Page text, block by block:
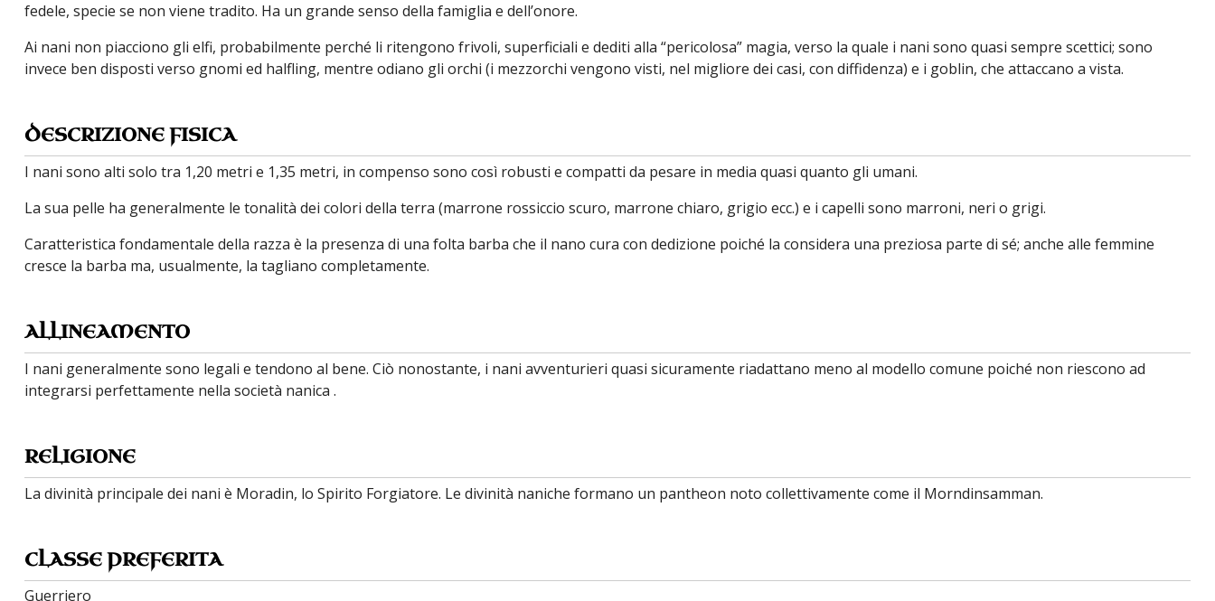
fedele, specie se non viene tradito. Ha un grande senso della famiglia e dell’onore.
Ai nani non piacciono gli elfi, probabilmente perché li ritengono frivoli, superficiali e dediti alla “pericolosa” magia, verso la quale i nani sono quasi sempre scettici; sono
invece ben disposti verso gnomi ed halfling, mentre odiano gli orchi (i mezzorchi vengono visti, nel migliore dei casi, con diffidenza) e i goblin, che attaccano a vista.
DESCRIZIONE FISICA
I nani sono alti solo tra 1,20 metri e 1,35 metri, in compenso sono così robusti e compatti da pesare in media quasi quanto gli umani.
La sua pelle ha generalmente le tonalità dei colori della terra (marrone rossiccio scuro, marrone chiaro, grigio ecc.) e i capelli sono marroni, neri o grigi.
Caratteristica fondamentale della razza è la presenza di una folta barba che il nano cura con dedizione poiché la considera una preziosa parte di sé; anche alle femmine
cresce la barba ma, usualmente, la tagliano completamente.
ALLINEAMENTO
I nani generalmente sono legali e tendono al bene. Ciò nonostante, i nani avventurieri quasi sicuramente riadattano meno al modello comune poiché non riescono ad
integrarsi perfettamente nella società nanica .
RELIGIONE
La divinità principale dei nani è Moradin, lo Spirito Forgiatore. Le divinità naniche formano un pantheon noto collettivamente come il Morndinsamman.
CLASSE PREFERITA
Guerriero